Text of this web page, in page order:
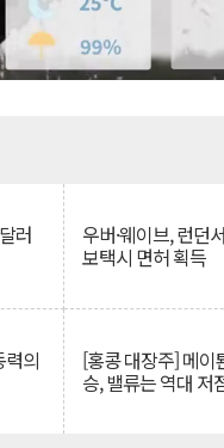
러 우버·웨이브, 런던
보택시 면허 획득
의 [홍콩 대장주] 메
승, 밸류는 역대 저